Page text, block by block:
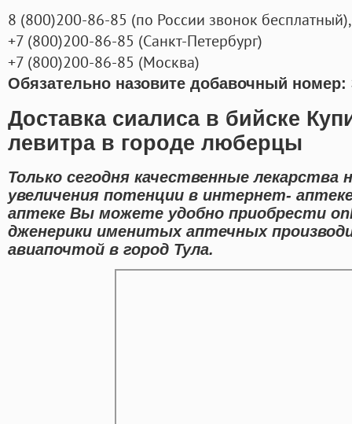
8 (800)200-86-85 (по России звонок бесплатный),
+7 (800)200-86-85 (Санкт-Петербург)
+7 (800)200-86-85 (Москва)
Обязательно назовите добавочный номер:
Доставка сиалиса в бийске
левитра в городе люберцы
Только сегодня качественные лекарства
увеличения потенции в интернет-
аптеке Вы можете удобно приобрести
дженерики именитых аптечных
авиапочтой в город Тула.